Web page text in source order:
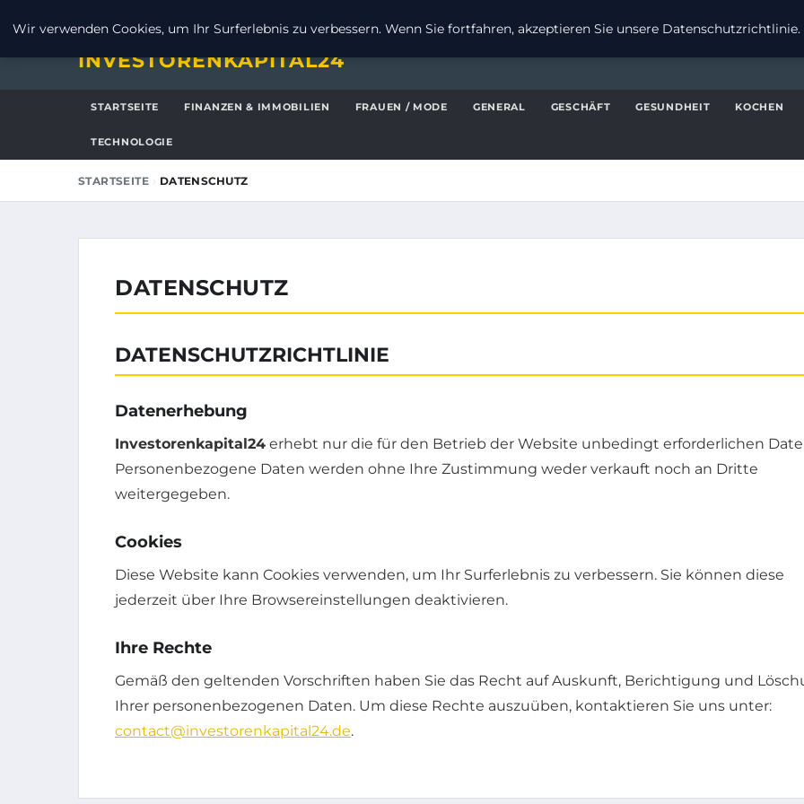
INVESTORENKAPITAL24
STARTSEITE FINANZEN & IMMOBILIEN FRAUEN / MODE GENERAL GESCHÄFT GESUNDHEIT KOCHEN
TECHNOLOGIE
STARTSEITE › DATENSCHUTZ
DATENSCHUTZ
DATENSCHUTZRICHTLINIE
Datenerhebung
Investorenkapital24 erhebt nur die für den Betrieb der Website unbedingt erforderlichen
Personenbezogene Daten werden ohne Ihre Zustimmung weder verkauft noch an Dritte
weitergegeben.
Cookies
Diese Website kann Cookies verwenden, um Ihr Surferlebnis zu verbessern. Sie können diese
jederzeit über Ihre Browsereinstellungen deaktivieren.
Ihre Rechte
Gemäß den geltenden Vorschriften haben Sie das Recht auf Auskunft, Berichtigung und
Ihrer personenbezogenen Daten. Um diese Rechte auszuüben, kontaktieren Sie uns unter:
contact@investorenkapital24.de.
Wir verwenden Cookies, um Ihr Surferlebnis zu verbessern. Wenn Sie fortfahren, akzeptieren Sie unsere Datenschutzrichtlinie.